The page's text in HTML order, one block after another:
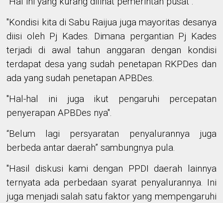
"Kondisi kita di Sabu Raijua juga mayoritas desanya
diisi oleh Pj Kades. Dimana pergantian Pj Kades
terjadi di awal tahun anggaran dengan kondisi
terdapat desa yang sudah penetapan RKPDes dan
ada yang sudah penetapan APBDes.
"Hal-hal ini juga ikut pengaruhi percepatan
penyerapan APBDes nya".
“Belum lagi persyaratan penyalurannya juga
berbeda antar daerah” sambungnya pula.
"Hasil diskusi kami dengan PPDI daerah lainnya
ternyata ada perbedaan syarat penyalurannya. Ini
juga menjadi salah satu faktor yang mempengaruhi